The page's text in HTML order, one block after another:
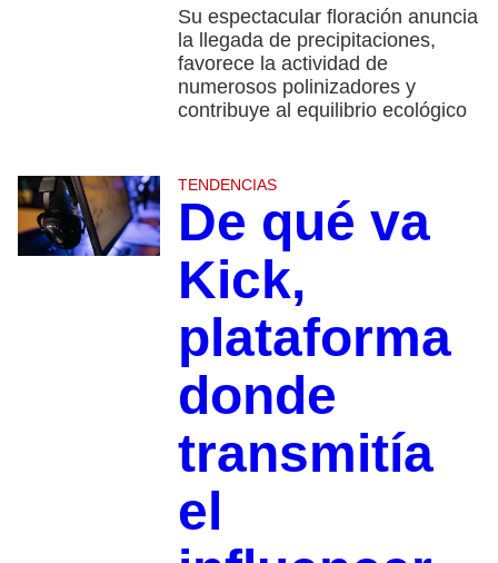
Su espectacular floración anuncia
la llegada de precipitaciones,
favorece la actividad de
numerosos polinizadores y
contribuye al equilibrio ecológico
TENDENCIAS
De qué va
Kick,
plataforma
donde
transmitía
el